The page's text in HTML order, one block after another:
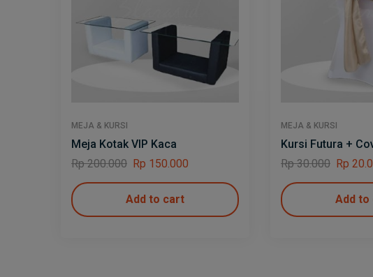
MEJA & KURSI
Meja Kotak VIP Kaca
Rp200.000 Rp 150.000
Add to cart
MEJA & KURSI
Kursi Futura +
Rp30.000 Rp
Add to